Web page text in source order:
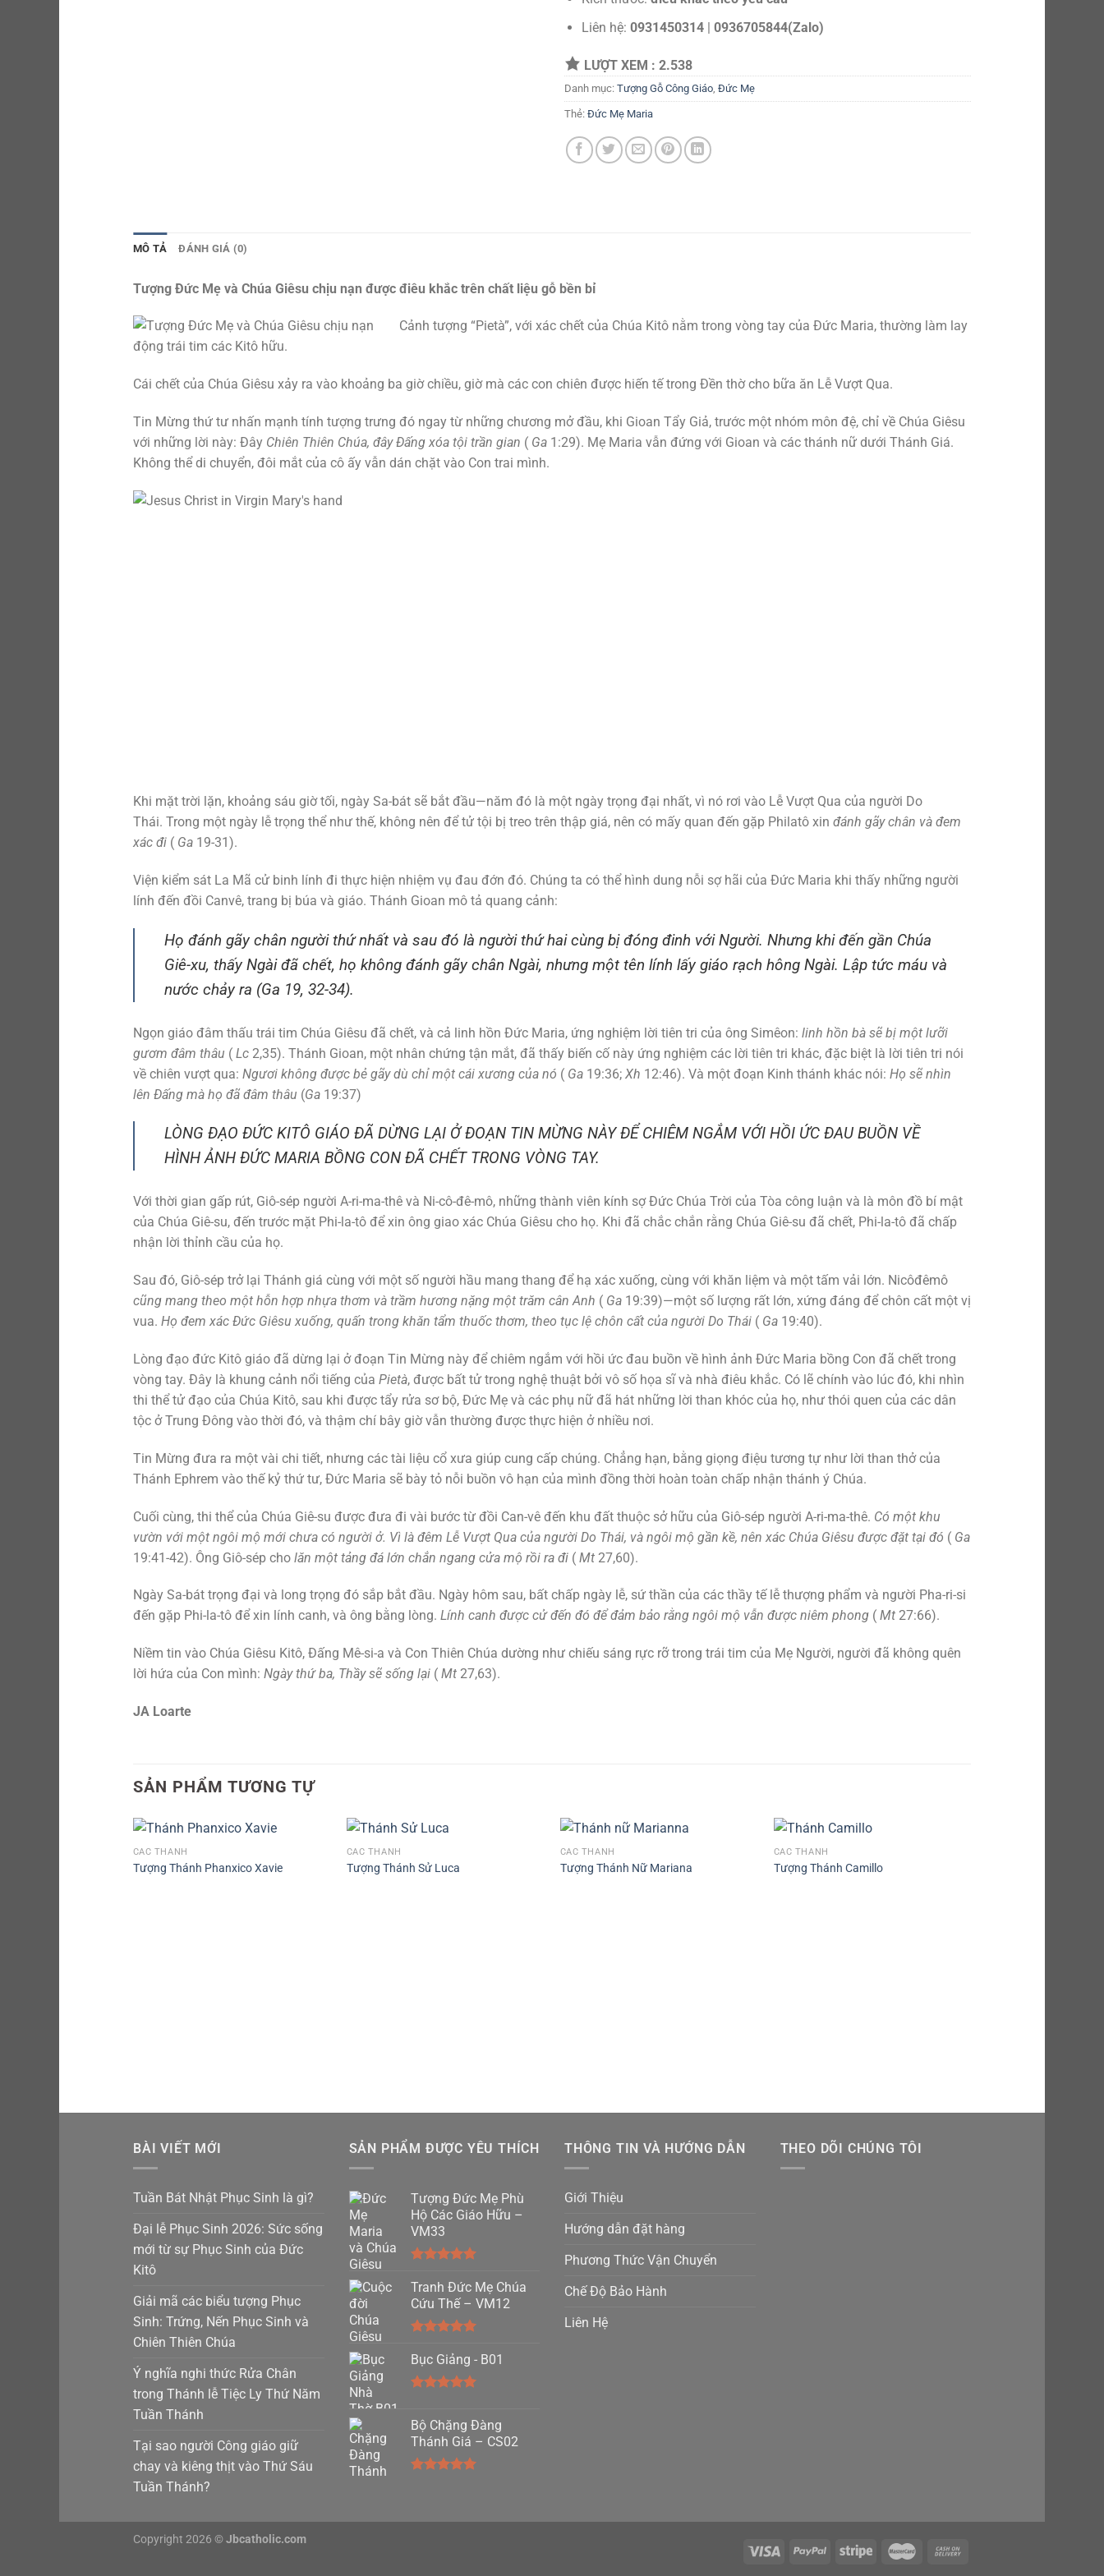
Liên hệ: 0931450314| 0936705844(Zalo)
LƯỢT XEM : 2.538
Danh mục: Tượng Gỗ Công Giáo Đức Mẹ
Thẻ: Đức Mẹ Maria
MÔ TẢ ĐÁNH GIÁ (0)
Tượng Đức Mẹ và Chúa Giêsu chịu nạn được điêu khắc trên chất liệu gỗ bền bỉ
Cảnh tượng “Pietà”, với xác chết của Chúa Kitô nằm trong vòng tay của Đức Maria, thường làm lay
động trái tim các Kitô hữu.
Cái chết của Chúa Giêsu xảy ra vào khoảng ba giờ chiều, giờ mà các con chiên được hiến tế trong Đền thờ cho bữa ăn Lễ Vượt Qua.
Tin Mừng thứ tư nhấn mạnh tính tượng trưng đó ngay từ những chương mở đầu, khi Gioan Tẩy Giả, trước một nhóm môn đệ, chỉ về Chúa Giêsu
với những lời này: Đây Chiên Thiên Chúa, đây Đấng xóa tội trần gian ( Ga 1:29). Mẹ Maria vẫn đứng với Gioan và các thánh nữ dưới Thánh Giá.
Không thể di chuyển, đôi mắt của cô ấy vẫn dán chặt vào Con trai mình.
Khi mặt trời lặn, khoảng sáu giờ tối, ngày Sa-bát sẽ bắt đầu—năm đó là một ngày trọng đại nhất, vì nó rơi vào Lễ Vượt Qua của người Do
Thái. Trong một ngày lễ trọng thể như thế, không nên để tử tội bị treo trên thập giá, nên có mấy quan đến gặp Philatô xin đánh gãy chân và đem
xác đi ( Ga 19-31).
Viện kiểm sát La Mã cử binh lính đi thực hiện nhiệm vụ đau đớn đó. Chúng ta có thể hình dung nỗi sợ hãi của Đức Maria khi thấy những người
lính đến đồi Canvê, trang bị búa và giáo. Thánh Gioan mô tả quang cảnh:
Họ đánh gãy chân người thứ nhất và sau đó là người thứ hai cùng bị đóng đinh với Người. Nhưng khi đến gần Chúa
Giê-xu, thấy Ngài đã chết, họ không đánh gãy chân Ngài, nhưng một tên lính lấy giáo rạch hông Ngài. Lập tức máu và
nước chảy ra (Ga 19, 32-34).
Ngọn giáo đâm thấu trái tim Chúa Giêsu đã chết, và cả linh hồn Đức Maria, ứng nghiệm lời tiên tri của ông Simêon: linh hồn bà sẽ bị một lưỡi
gươm đâm thâu ( Lc 2,35). Thánh Gioan, một nhân chứng tận mắt, đã thấy biến cố này ứng nghiệm các lời tiên tri khác, đặc biệt là lời tiên tri nói
về chiên vượt qua: Ngươi không được bẻ gãy dù chỉ một cái xương của nó ( Ga 19:36; Xh 12:46). Và một đoạn Kinh thánh khác nói: Họ sẽ nhìn
lên Đấng mà họ đã đâm thâu (Ga 19:37)
LÒNG ĐẠO ĐỨC KITÔ GIÁO ĐÃ DỪNG LẠI Ở ĐOẠN TIN MỪNG NÀY ĐỂ CHIÊM NGẮM VỚI HỒI ỨC ĐAU BUỒN VỀ
HÌNH ẢNH ĐỨC MARIA BỒNG CON ĐÃ CHẾT TRONG VÒNG TAY.
Với thời gian gấp rút, Giô-sép người A-ri-ma-thê và Ni-cô-đê-mô, những thành viên kính sợ Đức Chúa Trời của Tòa công luận và là môn đồ bí mật
của Chúa Giê-su, đến trước mặt Phi-la-tô để xin ông giao xác Chúa Giêsu cho họ. Khi đã chắc chắn rằng Chúa Giê-su đã chết, Phi-la-tô đã chấp
nhận lời thỉnh cầu của họ.
Sau đó, Giô-sép trở lại Thánh giá cùng với một số người hầu mang thang để hạ xác xuống, cùng với khăn liệm và một tấm vải lớn. Nicôđêmô
cũng mang theo một hỗn hợp nhựa thơm và trầm hương nặng một trăm cân Anh ( Ga 19:39)—một số lượng rất lớn, xứng đáng để chôn cất một vị
vua. Họ đem xác Đức Giêsu xuống, quấn trong khăn tẩm thuốc thơm, theo tục lệ chôn cất của người Do Thái ( Ga 19:40).
Lòng đạo đức Kitô giáo đã dừng lại ở đoạn Tin Mừng này để chiêm ngắm với hồi ức đau buồn về hình ảnh Đức Maria bồng Con đã chết trong
vòng tay. Đây là khung cảnh nổi tiếng của Pietà, được bất tử trong nghệ thuật bởi vô số họa sĩ và nhà điêu khắc. Có lẽ chính vào lúc đó, khi nhìn
thi thể tử đạo của Chúa Kitô, sau khi được tẩy rửa sơ bộ, Đức Mẹ và các phụ nữ đã hát những lời than khóc của họ, như thói quen của các dân
tộc ở Trung Đông vào thời đó, và thậm chí bây giờ vẫn thường được thực hiện ở nhiều nơi.
Tin Mừng đưa ra một vài chi tiết, nhưng các tài liệu cổ xưa giúp cung cấp chúng. Chẳng hạn, bằng giọng điệu tương tự như lời than thở của
Thánh Ephrem vào thế kỷ thứ tư, Đức Maria sẽ bày tỏ nỗi buồn vô hạn của mình đồng thời hoàn toàn chấp nhận thánh ý Chúa.
Cuối cùng, thi thể của Chúa Giê-su được đưa đi vài bước từ đồi Can-vê đến khu đất thuộc sở hữu của Giô-sép người A-ri-ma-thê. Có một khu
vườn với một ngôi mộ mới chưa có người ở. Vì là đêm Lễ Vượt Qua của người Do Thái, và ngôi mộ gần kề, nên xác Chúa Giêsu được đặt tại đó ( Ga
19:41-42). Ông Giô-sép cho lăn một tảng đá lớn chắn ngang cửa mộ rồi ra đi ( Mt 27,60).
Ngày Sa-bát trọng đại và long trọng đó sắp bắt đầu. Ngày hôm sau, bất chấp ngày lễ, sứ thần của các thầy tế lễ thượng phẩm và người Pha-ri-si
đến gặp Phi-la-tô để xin lính canh, và ông bằng lòng. Lính canh được cử đến đó để đảm bảo rằng ngôi mộ vẫn được niêm phong ( Mt 27:66).
Niềm tin vào Chúa Giêsu Kitô, Đấng Mê-si-a và Con Thiên Chúa dường như chiếu sáng rực rỡ trong trái tim của Mẹ Người, người đã không quên
lời hứa của Con mình: Ngày thứ ba, Thầy sẽ sống lại ( Mt 27,63).
JA Loarte
SẢN PHẨM TƯƠNG TỰ
CÁC THÁNH
Tượng Thánh Phanxico Xavie
CÁC THÁNH
Tượng Thánh Sử Luca
CÁC THÁNH
Tượng Thánh Nữ Mariana
CÁC THÁNH
Tượng Thánh Camillo
BÀI VIẾT MỚI
Tuần Bát Nhật Phục Sinh là gì?
Đại lễ Phục Sinh 2026: Sức sống
mới từ sự Phục Sinh của Đức
Kitô
Giải mã các biểu tượng Phục
Sinh: Trứng, Nến Phục Sinh và
Chiên Thiên Chúa
Ý nghĩa nghi thức Rửa Chân
trong Thánh lễ Tiệc Ly Thứ Năm
Tuần Thánh
Tại sao người Công giáo giữ
chay và kiêng thịt vào Thứ Sáu
Tuần Thánh?
SẢN PHẨM ĐƯỢC YÊU THÍCH
Tượng Đức Mẹ Phù
Hộ Các Giáo Hữu –
VM33
hạng5.00
5 sao
Tranh Đức Mẹ Chúa
Cứu Thế – VM12
hạng5.00
Bục Giảng - B01
5 sao
Bộ Chặng Đàng
Thánh Giá – CS02
THÔNG TIN VÀ HƯỚNG DẪN
Giới Thiệu
Hướng dẫn đặt hàng
Phương Thức Vận Chuyển
Chế Độ Bảo Hành
Liên Hệ
THEO DÕI CHÚNG TÔI
Copyright 2026 © Jbcatholic.com